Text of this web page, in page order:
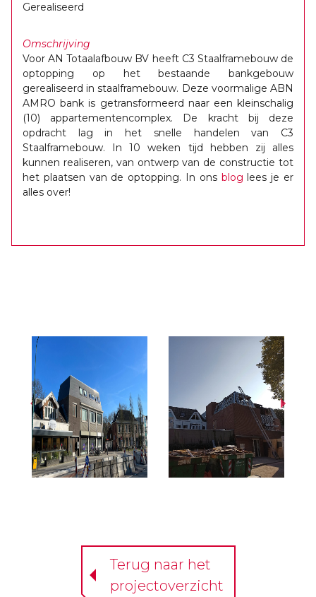
Gerealiseerd
Omschrijving
Voor AN Totaalafbouw BV heeft C3 Staalframebouw de
optopping op het bestaande bankgebouw
gerealiseerd in staalframebouw. Deze voormalige ABN
AMRO bank is getransformeerd naar een kleinschalig
(10) appartementencomplex. De kracht bij deze
opdracht lag in het snelle handelen van C3
Staalframebouw. In 10 weken tijd hebben zij alles
kunnen realiseren, van ontwerp van de constructie tot
het plaatsen van de optopping. In ons blog lees je er
alles over!
Terug naar het
projectoverzicht